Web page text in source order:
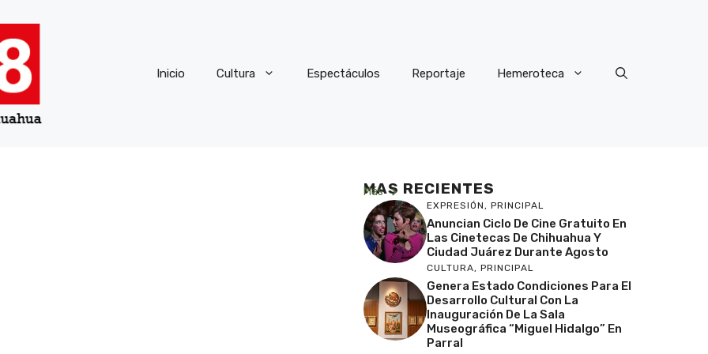
Inicio Cultura Espectáculos Reportaje Hemeroteca
MAS RECIENTES
Más
EXPRESIÓN, PRINCIPAL
Anuncian Ciclo De Cine Gratuito En
Las Cinetecas De Chihuahua Y
Ciudad Juárez Durante Agosto
CULTURA, PRINCIPAL
Genera Estado Condiciones Para El
Desarrollo Cultural Con La
Inauguración De La Sala
Museográfica “Miguel Hidalgo” En
Parral